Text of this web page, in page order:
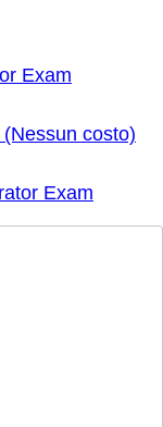
Exam
costo)
Exam